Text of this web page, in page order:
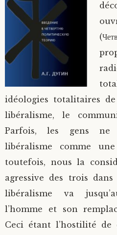
idéologies totalitaires
libéralisme, le
Parfois, les gens ne
libéralisme comme
toutefois, nous la
agressive des trois
libéralisme va
l’homme et son
Ceci étant l’hostilité de